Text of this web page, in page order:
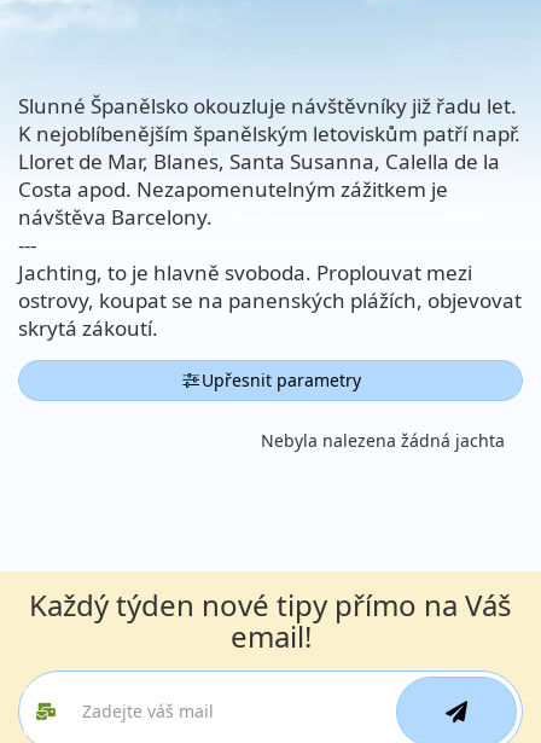
Slunné Španělsko okouzluje návštěvníky již řadu let.
K nejoblíbenějším španělským letoviskům patří např.
Lloret de Mar, Blanes, Santa Susanna, Calella de la
Costa apod. Nezapomenutelným zážitkem je
návštěva Barcelony.
---
Jachting, to je hlavně svoboda. Proplouvat mezi
ostrovy, koupat se na panenských plážích, objevovat
skrytá zákoutí.
Upřesnit parametry
Nebyla nalezena žádná jachta
Každý týden nové tipy přímo na Váš
email!